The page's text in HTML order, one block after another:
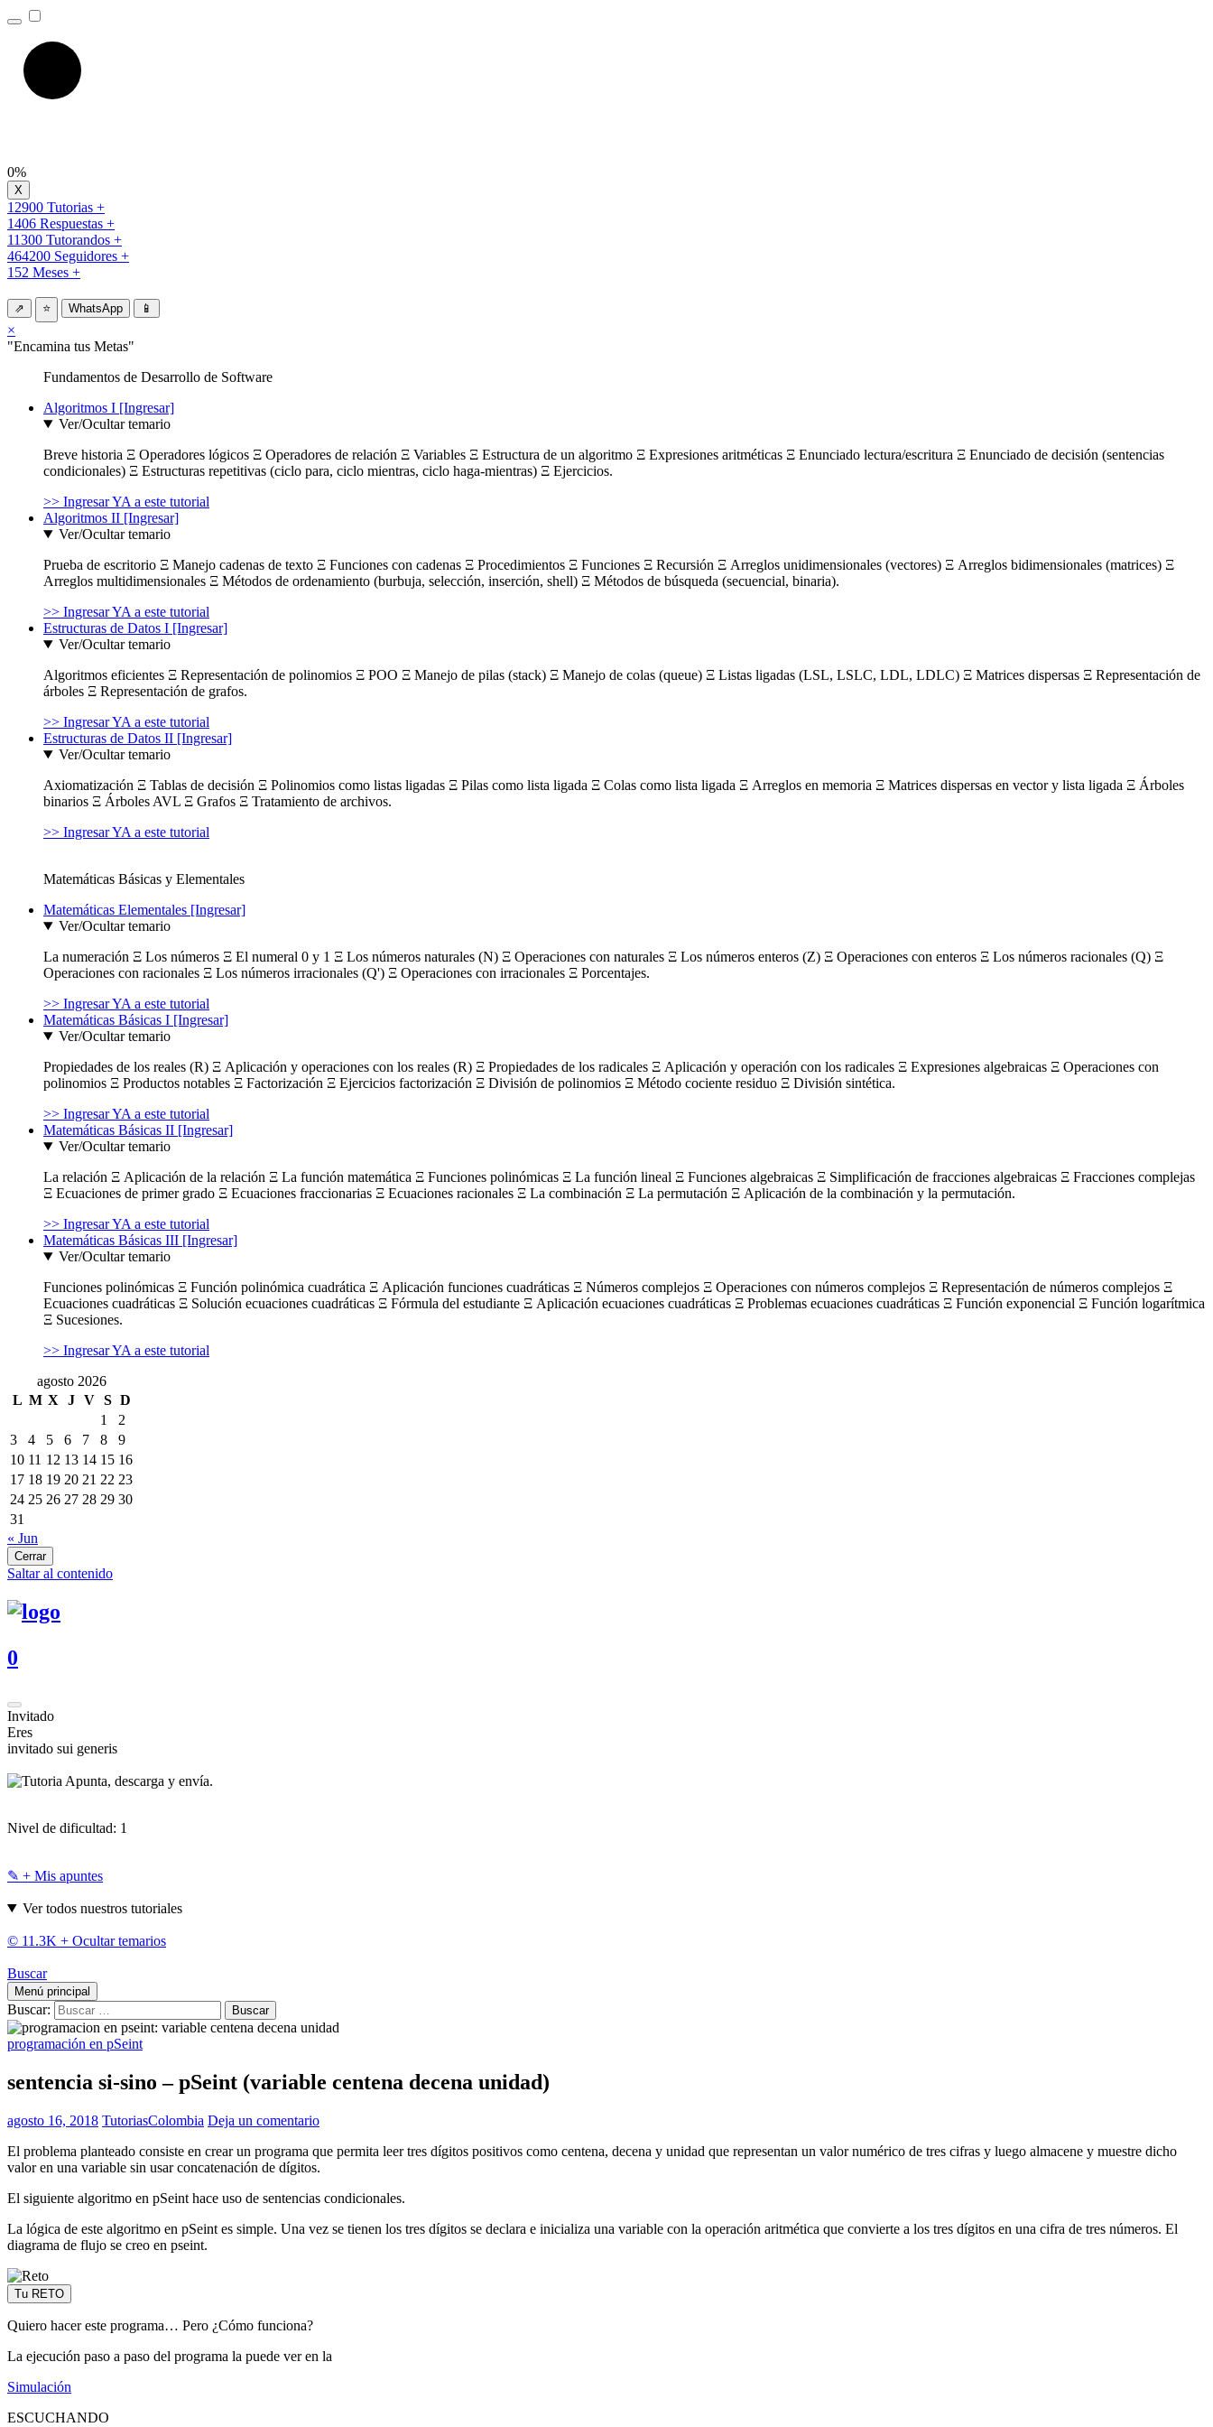
0%
12900 Tutorias +
1406 Respuestas +
11300 Tutorandos +
464200 Seguidores +
152 Meses +
⇗ ⭐ WhatsApp 📱
×
"Encamina tus Metas"
Fundamentos de Desarrollo de Software
Algoritmos I [Ingresar]
Ver/Ocultar temario
Breve historia Ξ Operadores lógicos Ξ Operadores de relación Ξ Variables Ξ Estructura de un algoritmo Ξ Expresiones aritméticas Ξ Enunciado lectura/escritura Ξ Enunciado de decisión (sentencias
condicionales) Ξ Estructuras repetitivas (ciclo para, ciclo mientras, ciclo haga-mientras) Ξ Ejercicios.
>> Ingresar YA a este tutorial
Algoritmos II [Ingresar]
Ver/Ocultar temario
Prueba de escritorio Ξ Manejo cadenas de texto Ξ Funciones con cadenas Ξ Procedimientos Ξ Funciones Ξ Recursión Ξ Arreglos unidimensionales (vectores) Ξ Arreglos bidimensionales (matrices) Ξ
Arreglos multidimensionales Ξ Métodos de ordenamiento (burbuja, selección, inserción, shell) Ξ Métodos de búsqueda (secuencial, binaria).
>> Ingresar YA a este tutorial
Estructuras de Datos I [Ingresar]
Ver/Ocultar temario
Algoritmos eficientes Ξ Representación de polinomios Ξ POO Ξ Manejo de pilas (stack) Ξ Manejo de colas (queue) Ξ Listas ligadas (LSL, LSLC, LDL, LDLC) Ξ Matrices dispersas Ξ Representación de
árboles Ξ Representación de grafos.
>> Ingresar YA a este tutorial
Estructuras de Datos II [Ingresar]
Ver/Ocultar temario
Axiomatización Ξ Tablas de decisión Ξ Polinomios como listas ligadas Ξ Pilas como lista ligada Ξ Colas como lista ligada Ξ Arreglos en memoria Ξ Matrices dispersas en vector y lista ligada Ξ Árboles
binarios Ξ Árboles AVL Ξ Grafos Ξ Tratamiento de archivos.
>> Ingresar YA a este tutorial
Matemáticas Básicas y Elementales
Matemáticas Elementales [Ingresar]
Ver/Ocultar temario
La numeración Ξ Los números Ξ El numeral 0 y 1 Ξ Los números naturales (N) Ξ Operaciones con naturales Ξ Los números enteros (Z) Ξ Operaciones con enteros Ξ Los números racionales (Q) Ξ
Operaciones con racionales Ξ Los números irracionales (Q') Ξ Operaciones con irracionales Ξ Porcentajes.
>> Ingresar YA a este tutorial
Matemáticas Básicas I [Ingresar]
Ver/Ocultar temario
Propiedades de los reales (R) Ξ Aplicación y operaciones con los reales (R) Ξ Propiedades de los radicales Ξ Aplicación y operación con los radicales Ξ Expresiones algebraicas Ξ Operaciones con
polinomios Ξ Productos notables Ξ Factorización Ξ Ejercicios factorización Ξ División de polinomios Ξ Método cociente residuo Ξ División sintética.
>> Ingresar YA a este tutorial
Matemáticas Básicas II [Ingresar]
Ver/Ocultar temario
La relación Ξ Aplicación de la relación Ξ La función matemática Ξ Funciones polinómicas Ξ La función lineal Ξ Funciones algebraicas Ξ Simplificación de fracciones algebraicas Ξ Fracciones complejas
Ξ Ecuaciones de primer grado Ξ Ecuaciones fraccionarias Ξ Ecuaciones racionales Ξ La combinación Ξ La permutación Ξ Aplicación de la combinación y la permutación.
>> Ingresar YA a este tutorial
Matemáticas Básicas III [Ingresar]
Ver/Ocultar temario
Funciones polinómicas Ξ Función polinómica cuadrática Ξ Aplicación funciones cuadráticas Ξ Números complejos Ξ Operaciones con números complejos Ξ Representación de números complejos Ξ
Ecuaciones cuadráticas Ξ Solución ecuaciones cuadráticas Ξ Fórmula del estudiante Ξ Aplicación ecuaciones cuadráticas Ξ Problemas ecuaciones cuadráticas Ξ Función exponencial Ξ Función logarítmica
Ξ Sucesiones.
>> Ingresar YA a este tutorial
agosto 2026
L M X J V S D
1
2
3
4 5 6 7 8
9
10 11 12 13 14 15 16
17 18 19 20 21 22 23
24 25 26 27 28 29 30
31
« Jun
Cerrar
Saltar al contenido
0
Invitado
Eres
invitado sui generis
Apunta, descarga y envía.
Nivel de dificultad: 1
✎ + Mis apuntes
Ver todos nuestros tutoriales
© 11.3K + Ocultar temarios
Buscar
Menú principal
Buscar:
programación en pSeint
sentencia si-sino – pSeint (variable centena decena unidad)
agosto 16, 2018 TutoriasColombia Deja un comentario
El problema planteado consiste en crear un programa que permita leer tres dígitos positivos como centena, decena y unidad que representan un valor numérico de tres cifras y luego almacene y muestre dicho
valor en una variable sin usar concatenación de dígitos.
El siguiente algoritmo en pSeint hace uso de sentencias condicionales.
La lógica de este algoritmo en pSeint es simple. Una vez se tienen los tres dígitos se declara e inicializa una variable con la operación aritmética que convierte a los tres dígitos en una cifra de tres números. El
diagrama de flujo se creo en pseint.
Tu RETO
Quiero hacer este programa… Pero ¿Cómo funciona?
La ejecución paso a paso del programa la puede ver en la
Simulación
ESCUCHANDO